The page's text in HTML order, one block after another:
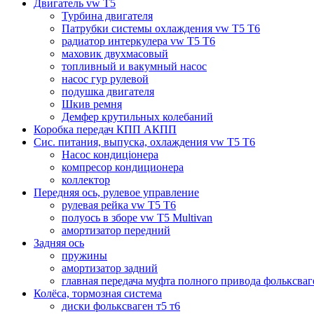
Двигатель vw T5
Турбина двигателя
Патрубки системы охлаждения vw T5 T6
радиатор интеркулера vw T5 T6
маховик двухмасовый
топливный и вакумный насос
насос гур рулевой
подушка двигателя
Шкив ремня
Демфер крутильных колебаний
Коробка передач КПП АКПП
Сис. питания, выпуска, охлаждения vw T5 T6
Насос кондиціонера
компресор кондиционера
коллектор
Передняя ось, рулевое управление
рулевая рейка vw T5 T6
полуось в зборе vw T5 Multivan
амортизатор передний
Задняя ось
пружины
амортизатор задний
главная передача муфта полного привода
Колёса, тормозная система
диски фольксваген т5 т6